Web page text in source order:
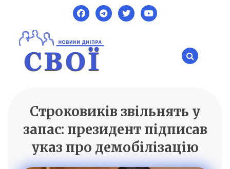
content
SVOI.DP.UA
Новини Дніпра
Строковиків звільнять у
запас: президент підписав
указ про демобілізацію